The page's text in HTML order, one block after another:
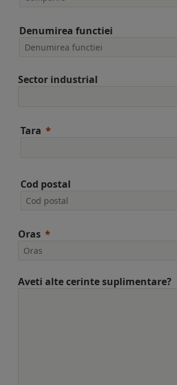
Denumirea functiei
Sector industrial
Tara
Cod postal
Oras
Aveti alte cerinte suplimentare?